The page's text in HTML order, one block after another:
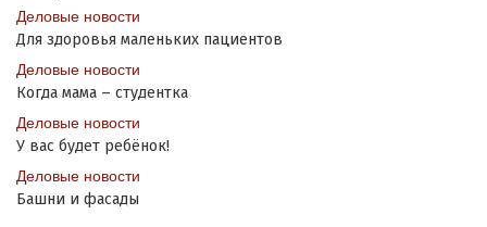
Деловые новости
Для здоровья маленьких пациентов
Деловые новости
Когда мама – студентка
Деловые новости
У вас будет ребёнок!
Деловые новости
Башни и фасады